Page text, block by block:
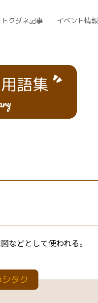
トクダネ記事 イベント情報
語集
などとして使われる。
タク